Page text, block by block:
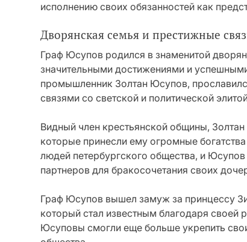
исполнению своих обязанностей как
Дворянская семья и престижные
Граф Юсупов родился в знаменитой
значительными достижениями и
промышленник Золтан Юсупов,
связями со светской и политической
Видный член крестьянской общины,
которые принесли ему огромные
людей петербургского общества, и
партнеров для бракосочетания своих
Граф Юсупов вышел замуж за принцессу
который стал известным благодаря своей
Юсуповы смогли еще больше укрепить